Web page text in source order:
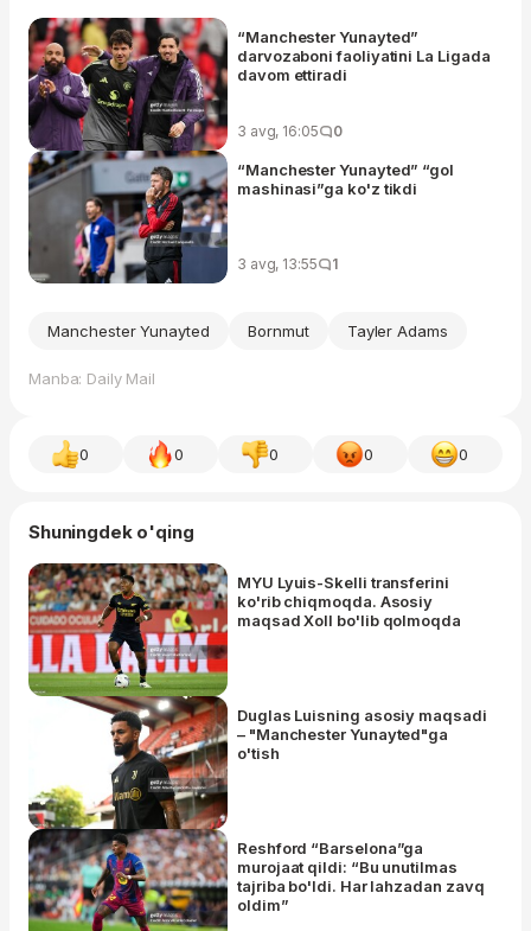
“Manchester Yunayted”
darvozaboni faoliyatini La Ligada
davom ettiradi
3 avg, 16:05 0
“Manchester Yunayted” “gol
mashinasi”ga ko'z tikdi
3 avg, 13:55 1
Manchester Yunayted Bornmut Tayler Adams
Manba: Daily Mail
0 0 0 0 0
Shuningdek o'qing
MYU Lyuis-Skelli transferini
ko'rib chiqmoqda. Asosiy
maqsad Xoll bo'lib qolmoqda
Duglas Luisning asosiy maqsadi
– "Manchester Yunayted"ga
o'tish
Reshford “Barselona”ga
murojaat qildi: “Bu unutilmas
tajriba bo'ldi. Har lahzadan zavq
oldim”